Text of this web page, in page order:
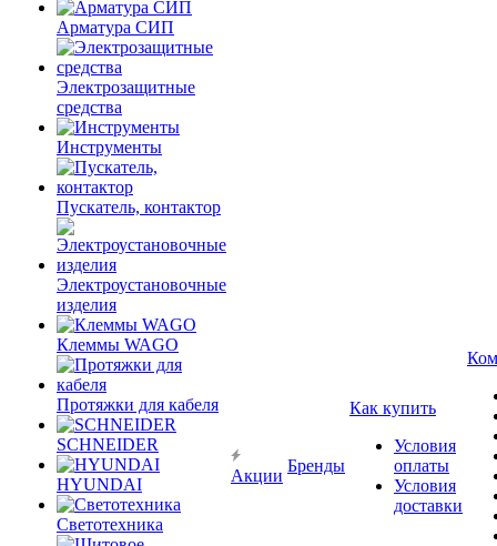
Арматура СИП
Электрозащитные
средства
Инструменты
Пускатель, контактор
Электроустановочные
изделия
Клеммы WAGO
Протяжки для кабеля
SCHNEIDER
HYUNDAI
Светотехника
Акции
Бренды
Как купить
Условия
оплаты
Условия
доставки